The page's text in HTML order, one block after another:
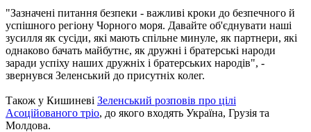
"Зазначені питання безпеки - важливі кроки до безпечного й
успішного регіону Чорного моря. Давайте об'єднувати наші
зусилля як сусіди, які мають спільне минуле, як партнери, які
однаково бачать майбутнє, як дружні і братерські народи
заради успіху наших дружніх і братерських народів", -
звернувся Зеленський до присутніх колег.
Також у Кишиневі Зеленський розповів про цілі
Асоційованого тріо, до якого входять Україна, Грузія та
Молдова.